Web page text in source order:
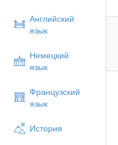
Английский
язык
Немецкий
язык
Французский
язык
История